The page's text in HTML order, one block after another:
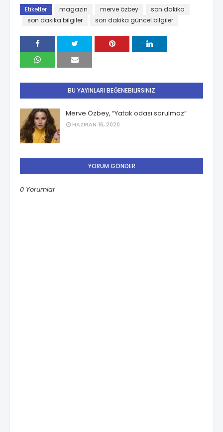
Etiketler magazin merve özbey
son dakika
son dakika bilgiler
son dakika güncel bilgiler
BU YAYINLARI BEĞENEBILIRSINIZ
Merve Özbey, “Yatak odası sorulmaz”
HAZIRAN 16, 2020
YORUM GÖNDER
0 Yorumlar